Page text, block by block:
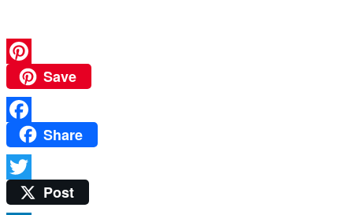
Pinterest
Save
Facebook
Share
TwitterPost